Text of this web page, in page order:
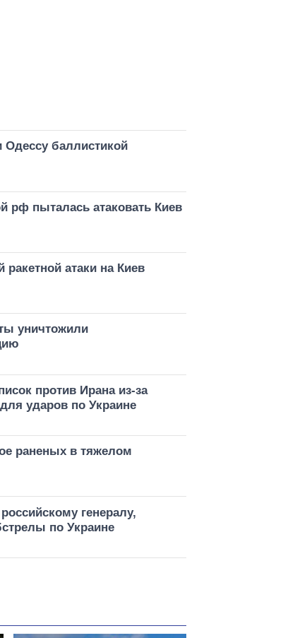
Одессу баллистикой
рф пыталась атаковать Киев
атаки на Киев
уничтожили
против Ирана из-за
ударов по Украине
раненых в тяжелом
генералу,
по Украине